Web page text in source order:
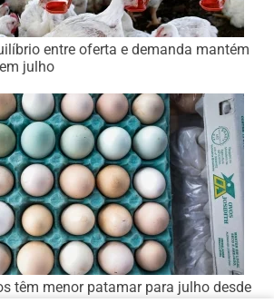
entre oferta e demanda mantém
julho
têm menor patamar para julho desde